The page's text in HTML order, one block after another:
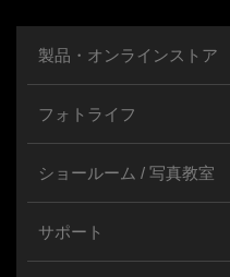
製品・オンラインストア
フォトライフ
ショールーム / 写真教室
サポート